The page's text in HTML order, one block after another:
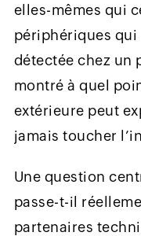
elles-mêmes qui
périphériques
détectée chez un
montré à quel
extérieure peut
jamais toucher
Une question
passe-t-il
partenaires